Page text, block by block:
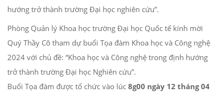
hướng trở thành trường Đại học nghiên cứu”.
Phòng Quản lý Khoa học trường Đại học Quốc tế kính mời
Quý Thầy Cô tham dự buổi Tọa đàm Khoa học và Công nghệ
2024 với chủ đề: “Khoa học và Công nghệ trong định hướng
trở thành trường Đại học Nghiên cứu”.
Buổi Tọa đàm được tổ chức vào lúc 8g00 ngày 12 tháng 04